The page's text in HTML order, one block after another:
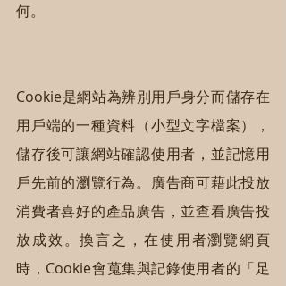
何。
Cookie是網站為辨別用戶身分而儲存在
用戶端的一種資料（小型文字檔案），
儲存後可讓網站確認使用者，並記憶用
戶先前的瀏覽行為。廣告商可藉此投放
消費者喜好的產品廣告，並查看廣告投
放成效。換言之，在使用者瀏覽網頁
時，Cookie會蒐集與記錄使用者的「足